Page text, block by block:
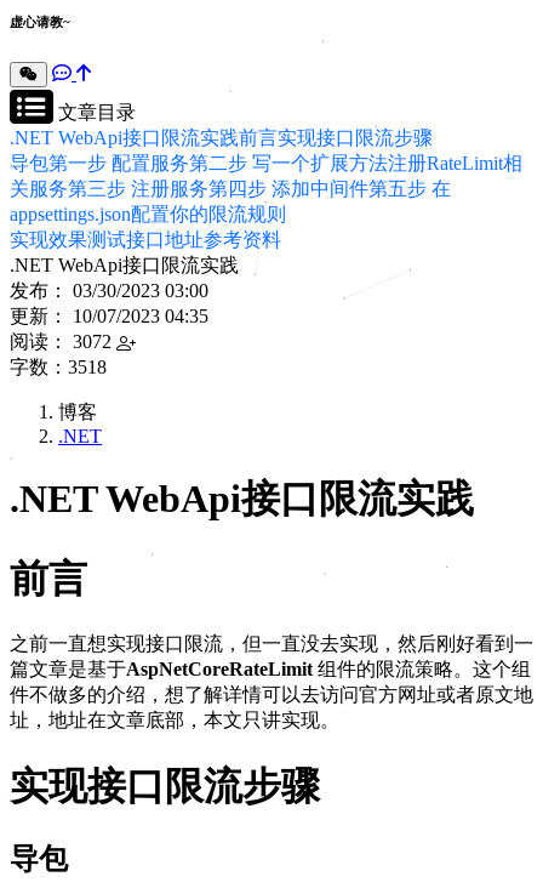
虚心请教~
文章目录
.NET WebApi接口限流实践前言实现接口限流步骤
导包第一步 配置服务第二步 写一个扩展方法注册RateLimit相
关服务第三步 注册服务第四步 添加中间件第五步 在
appsettings.json配置你的限流规则
实现效果测试接口地址参考资料
.NET WebApi接口限流实践
发布： 03/30/2023 03:00
更新： 10/07/2023 04:35
阅读： 3072
字数：3518
博客
.NET
.NET WebApi接口限流实践
前言
之前一直想实现接口限流，但一直没去实现，然后刚好看到一
篇文章是基于AspNetCoreRateLimit 组件的限流策略。这个组
件不做多的介绍，想了解详情可以去访问官方网址或者原文地
址，地址在文章底部，本文只讲实现。
实现接口限流步骤
导包